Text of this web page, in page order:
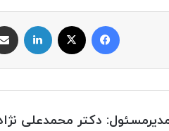
فیس بوک
دکتر محمدعلی